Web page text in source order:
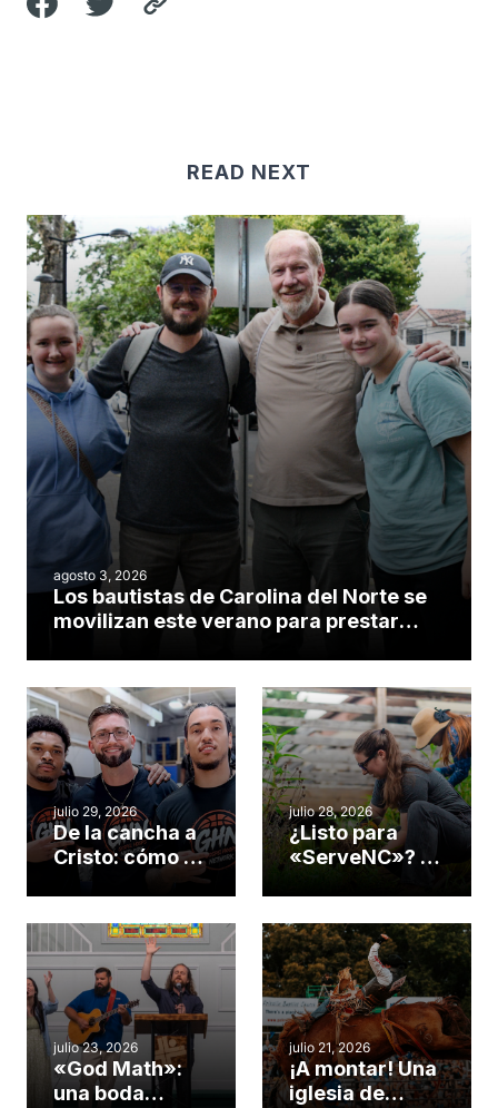
READ NEXT
agosto 3, 2026
Los bautistas de Carolina del Norte se
movilizan este verano para prestar
julio 29, 2026
De la cancha a
Cristo: cómo el
gimnasio de
Cary se
convirtió en un
insólito campo
misionero te
cuento
julio 28, 2026
¿Listo para
«ServeNC»? 4
obra de Dios
durante la
Semana
ServeNC
julio 23, 2026
«God Math»:
una boda
julio 21, 2026
¡A montar! Una
iglesia de